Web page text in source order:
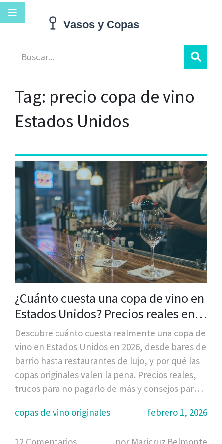
Tag: precio copa de vino
Estados Unidos
¿Cuánto cuesta una copa de vino en
Estados Unidos? Precios reales en
bares, restaurantes y tiendas
Descubre cuánto cuesta realmente una copa de
vino en Estados Unidos en 2026, desde bares de
barrio hasta restaurantes de lujo, y por qué las
copas originales valen la pena. Precios reales,
trucos para no pagarlo de más y consejos para
copas de vino originales
febrero 1, 2026